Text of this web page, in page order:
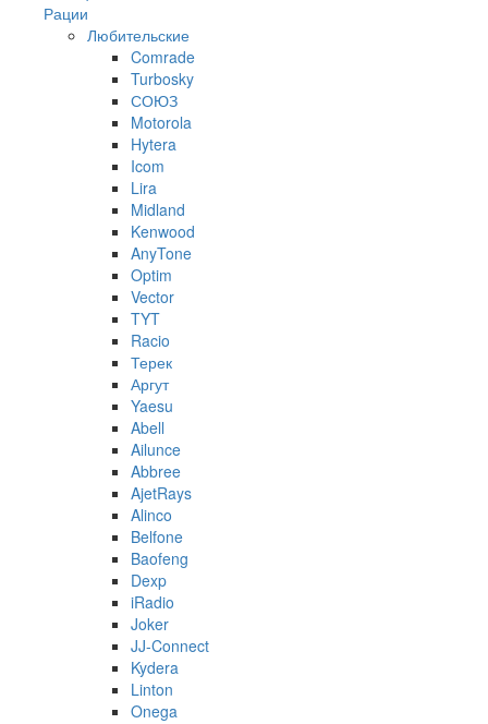
Рации
Любительские
Comrade
Turbosky
СОЮЗ
Motorola
Hytera
Icom
Lira
Midland
Kenwood
AnyTone
Optim
Vector
TYT
Racio
Терек
Аргут
Yaesu
Abell
Ailunce
Abbree
AjetRays
Alinco
Belfone
Baofeng
Dexp
iRadio
Joker
JJ-Connect
Kydera
Linton
Onega